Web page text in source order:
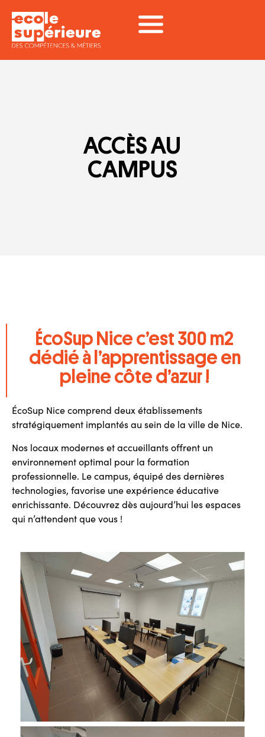
ACCÈS AU
CAMPUS
ÉcoSup Nice c’est 300 m2
dédié à l’apprentissage en
pleine côte d’azur !
ÉcoSup Nice comprend deux établissements
stratégiquement implantés au sein de la ville de Nice.
Nos locaux modernes et accueillants offrent un
environnement optimal pour la formation
professionnelle. Le campus, équipé des dernières
technologies, favorise une expérience éducative
enrichissante. Découvrez dès aujourd’hui les espaces
qui n’attendent que vous !